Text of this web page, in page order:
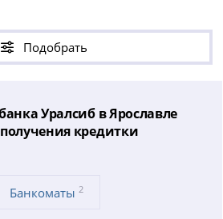
Подобрать
Уралсиб в Ярославле
кредитки
Банкоматы2